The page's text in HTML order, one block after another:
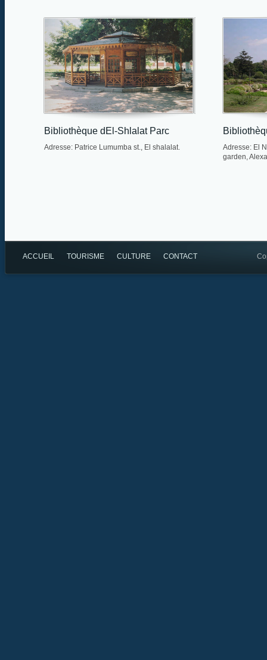
Bibliothèque dEl-Shlalat Parc
Adresse: Patrice Lumumba st., El shalalat.
Adresse: El
garden,
ACCUEIL TOURISME CULTURE CONTACT